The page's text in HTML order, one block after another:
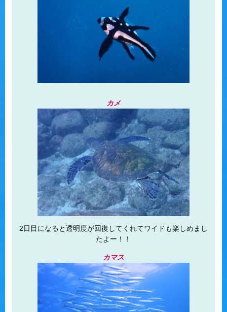
カメ
2日目になると透明度が回復してくれてワイドも楽しめまし
たよー！！
カマス